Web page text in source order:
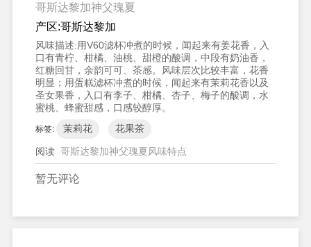
哥斯达黎加神父瑰夏
产区:哥斯达黎加
风味描述:用V60滤杯冲煮的时候，闻起来有姜花香，入
口有青柠、柑橘、油桃、甜橙的酸调，中段有奶油香，
红糖回甘，余韵可可、茶感。风味层次比较丰富，花香
明显；用蛋糕滤杯冲煮的时候，闻起来有茉莉花香以及
圣女果香，入口有李子、柑橘、杏子、梅子的酸调，水
蜜桃、蜂蜜甜感，口感较醇厚。
标签: 茉莉花 花果茶
阅读 哥斯达黎加神父瑰夏风味特点
暂无评论